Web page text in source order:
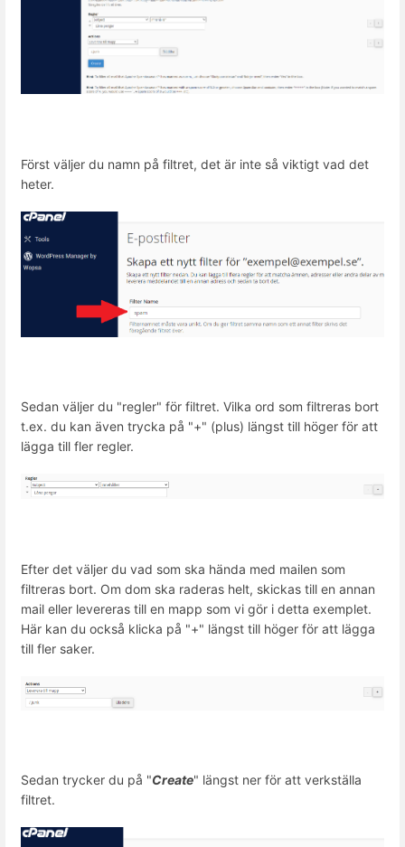
Först väljer du namn på filtret, det är inte så viktigt vad det
heter.
Sedan väljer du "regler" för filtret. Vilka ord som filtreras bort
t.ex. du kan även trycka på "+" (plus) längst till höger för att
lägga till fler regler.
Efter det väljer du vad som ska hända med mailen som
filtreras bort. Om dom ska raderas helt, skickas till en annan
mail eller levereras till en mapp som vi gör i detta exemplet.
Här kan du också klicka på "+" längst till höger för att lägga
till fler saker.
Sedan trycker du på "Create" längst ner för att verkställa
filtret.